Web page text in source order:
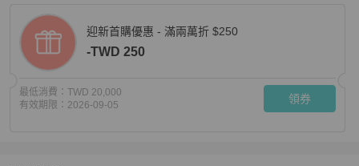
迎新首購優惠 - 滿兩萬折 $250
-TWD 250
最低消費： TWD 20,000
有效期限： 2026-09-05 領券